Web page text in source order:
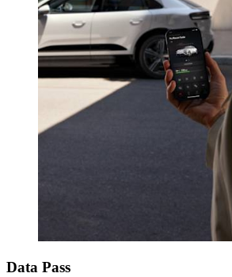
Data Pass